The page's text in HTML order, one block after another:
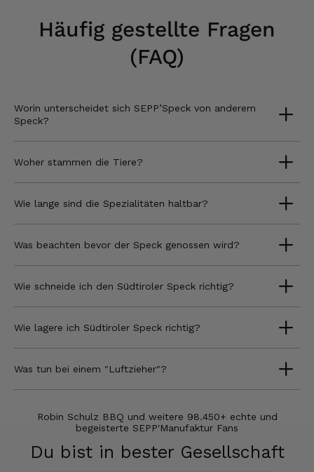
Häufig gestellte Fragen
(FAQ)
Worin unterscheidet sich SEPP’Speck von anderem
Speck?
Woher stammen die Tiere?
Wie lange sind die Spezialitäten haltbar?
Was beachten bevor der Speck genossen wird?
Wie schneide ich den Südtiroler Speck richtig?
Wie lagere ich Südtiroler Speck richtig?
Was tun bei einem "Luftzieher"?
Robin Schulz BBQ und weitere 98.450+ echte und
begeisterte SEPP'Manufaktur Fans
Du bist in bester Gesellschaft